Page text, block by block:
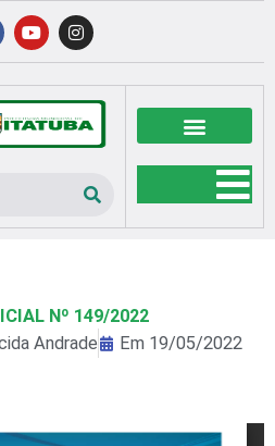
Y
o
u
u
b
e
I
n
s
a
g
r
a
Nº 149/2022
Andrade Em 19/05/2022